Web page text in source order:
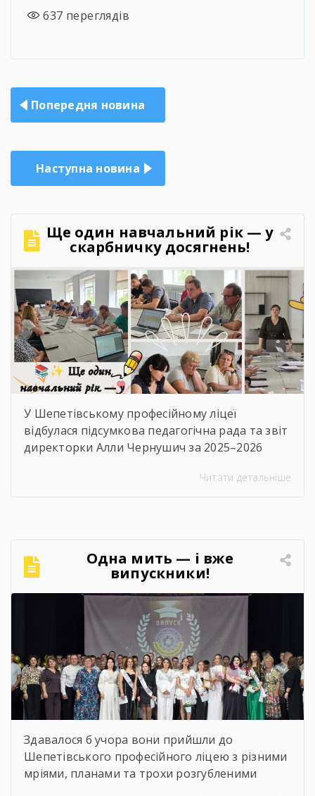
637 переглядів
Навігація
записів
Попередня новина
Наступна новина
Ще один навчальний рік — у
скарбничку досягнень!
У Шепетівському професійному ліцеї
відбулася підсумкова педагогічна рада та звіт
директорки Алли Чернушич за 2025–2026
підсумки роботи закладу, проаналізовано
перспективи розвитку ліцею та пріоритетні
завдання на майбутнє. 🤝 Цей […]
Читати детальніше
Одна мить — і вже
випускники!
Найзворушливіші моменти
Випуску 2026
Здавалося б учора вони прийшли до
Шепетівського професійного ліцею з різними
мріями, планами та трохи розгубленими